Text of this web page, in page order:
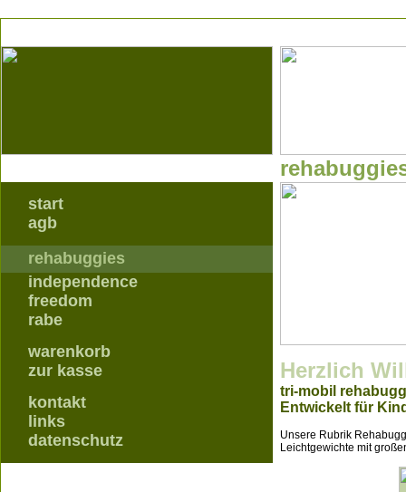
start
agb
rehabuggies
independence
freedom
rabe
warenkorb
zur kasse
kontakt
links
datenschutz
Herzlich
tri-mobil
Entwickelt für
Unsere Rubrik
Leichtgewichte mit